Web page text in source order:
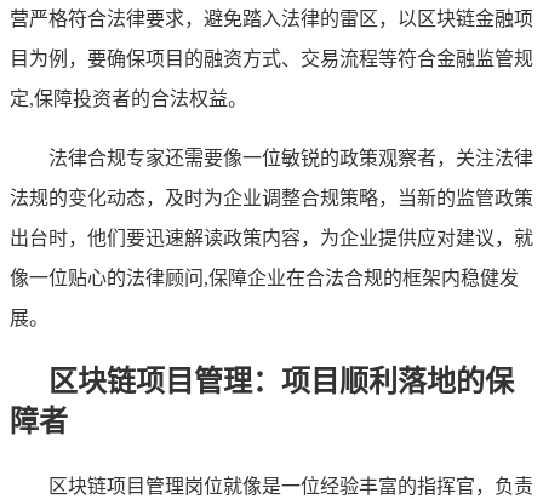
营严格符合法律要求，避免踏入法律的雷区，以区块链金融项
目为例，要确保项目的融资方式、交易流程等符合金融监管规
定,保障投资者的合法权益。
法律合规专家还需要像一位敏锐的政策观察者，关注法律
法规的变化动态，及时为企业调整合规策略，当新的监管政策
出台时，他们要迅速解读政策内容，为企业提供应对建议，就
像一位贴心的法律顾问,保障企业在合法合规的框架内稳健发
展。
区块链项目管理：项目顺利落地的保
障者
区块链项目管理岗位就像是一位经验丰富的指挥官，负责